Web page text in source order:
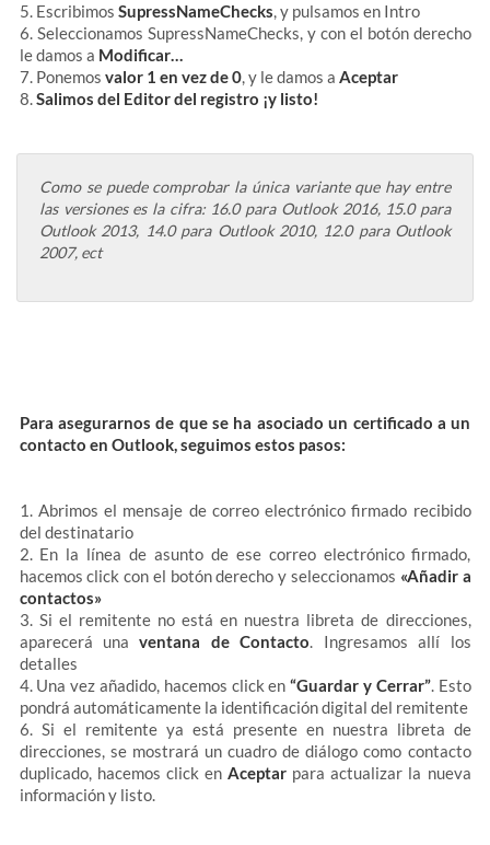
5. Escribimos SupressNameChecks, y pulsamos en Intro
6. Seleccionamos SupressNameChecks, y con el botón derecho
le damos a Modificar…
7. Ponemos valor 1 en vez de 0, y le damos a Aceptar
8.Salimos del Editor del registro ¡y listo!
Como se puede comprobar la única variante que hay entre
las versiones es la cifra: 16.0 para Outlook 2016, 15.0 para
Outlook 2013, 14.0 para Outlook 2010, 12.0 para Outlook
2007, ect
Para asegurarnos de que se ha asociado un certificado a un
contacto en Outlook, seguimos estos pasos:
1. Abrimos el mensaje de correo electrónico firmado recibido
del destinatario
2. En la línea de asunto de ese correo electrónico firmado,
hacemos click con el botón derecho y seleccionamos «Añadir a
contactos»
3. Si el remitente no está en nuestra libreta de direcciones,
aparecerá unaventana de Contacto. Ingresamos allí los
detalles
4. Una vez añadido, hacemos click en“Guardar y Cerrar”. Esto
pondrá automáticamente la identificación digital del remitente
6. Si el remitente ya está presente en nuestra libreta de
direcciones, se mostrará un cuadro de diálogo como contacto
duplicado, hacemos click en Aceptar para actualizar la nueva
información y listo.